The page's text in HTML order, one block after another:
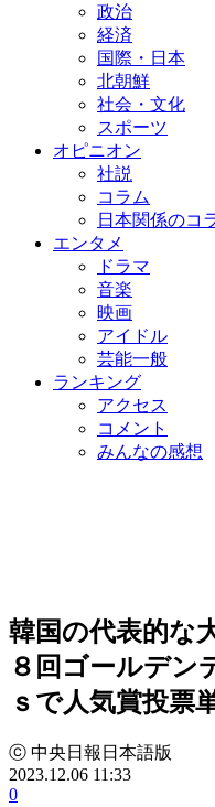
政治
経済
国際・日本
北朝鮮
社会・文化
スポーツ
オピニオン
社説
コラム
日本関係のコ
エンタメ
ドラマ
音楽
映画
アイドル
芸能一般
ランキング
アクセス
コメント
みんなの感想
韓国の代表的な
８回ゴールデン
ｓで人気賞投票
ⓒ 中央日報日本語版
2023.12.06 11:33
0